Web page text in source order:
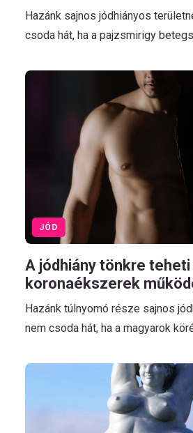
Hazánk sajnos jódhiányos
csoda hát, ha a pajzsmirigy
JÓD
A jódhiány tönkre teheti
koronaékszerek
Hazánk túlnyomó része sajnos
nem csoda hát, ha a magyarok